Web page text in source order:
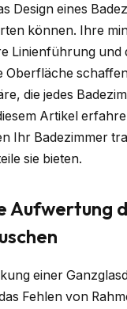
Design eines
können. Ihre
Linienführung und
Oberfläche
die jedes
Artikel
Ihr Badezimmer
sie bieten.
Aufwertung
einer
Fehlen von